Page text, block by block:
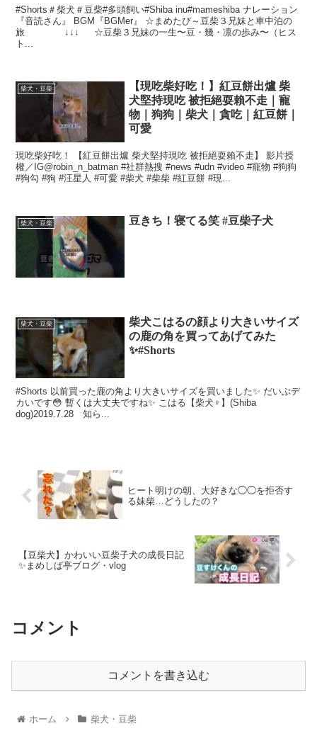
#Shorts＃柴犬＃豆柴#多頭飼い#Shiba inu#mameshiba ナレーション
『音読さん』 BGM『BGMer』 ☆まめたび～豆柴３兄妹と車中泊の
旅 ↓↓↓ ☆豆柴３兄妹の一生〜豆・幾・凛の歩み〜（ヒス
ト...
柴犬・豆柴
【現吃柴好吃！】紅豆餅出爐 柴
犬堅持現吃 被拒絕耍賴不走｜寵
物｜狗狗｜柴犬｜貪吃｜紅豆餅｜
可愛
現吃柴好吃！ 【紅豆餅出爐 柴犬堅持現吃 被拒絕耍賴不走】 影片授
權／IG@robin_n_batman #社群熱搜 #news #udn #video #寵物 #狗狗
#狗勾 #狗 #汪星人 #可愛 #柴犬 #柴柴 #紅豆餅 #現...
柴犬・豆柴 豆きち！寝てる笑 #豆柴子犬
柴犬・豆柴
柴犬こはるの顔より大きいサイズ
の鹿の角を買ってあげてみた
✨#Shorts
#Shorts 以前買った鹿の角より大きいサイズを買いました✨ だいぶデ
カいです😳 暫くは大丈夫ですね✨ こはる【柴犬♀】(Shiba
dog)2019.7.28 知ら...
ヒート明けの朝、大好きな◯◯を拒否す
る妹柴…どうしたの？
【豆柴犬】かわいい豆柴子犬の成長日記
✨まめしば亭ブログ・vlog
コメント
コメントを書き込む
ホーム 柴犬・豆柴